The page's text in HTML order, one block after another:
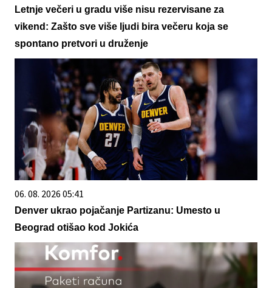
Letnje večeri u gradu više nisu rezervisane za
vikend: Zašto sve više ljudi bira večeru koja se
spontano pretvori u druženje
06. 08. 2026 05:41
Denver ukrao pojačanje Partizanu: Umesto u
Beograd otišao kod Jokića